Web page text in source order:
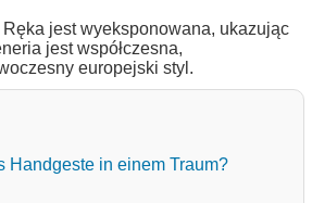
Handgeste in einem Traum?